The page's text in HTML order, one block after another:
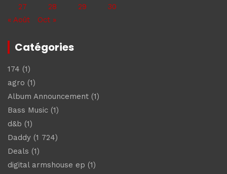
27
28 29
30
« Août
Oct »
Catégories
174 (1)
agro (1)
Album Announcement (1)
Bass Music (1)
d&b (1)
Daddy (1 724)
Deals (1)
digital armshouse ep (1)